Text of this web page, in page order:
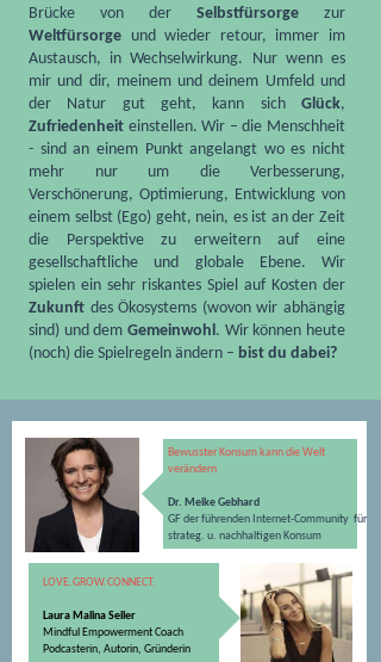
Brücke von der Selbstfürsorge zur
Weltfürsorge und wieder retour, immer im
Austausch, in Wechselwirkung. Nur wenn es
mir und dir, meinem und deinem Umfeld und
der Natur gut geht, kann sich Glück,
Zufriedenheit einstellen. Wir – die Menschheit
- sind an einem Punkt angelangt wo es nicht
mehr nur um die Verbesserung,
Verschönerung, Optimierung, Entwicklung von
einem selbst (Ego) geht, nein, es ist an der Zeit
die Perspektive zu erweitern auf eine
gesellschaftliche und globale Ebene. Wir
spielen ein sehr riskantes Spiel auf Kosten der
Zukunft des Ökosystems (wovon wir abhängig
sind) und dem Gemeinwohl . Wir können heute
(noch) die Spielregeln ändern – bist du dabei?
Bewusster Konsum kann die Welt
verändern
Dr. Meike Gebhard
GF derführenden Internet-Community für
strateg. u. nachhaltigen Konsum
LOVE.GROW.CONNECT.
Laura Malina Seiler
Mindful Empowerment Coach
Podcasterin, Autorin, Gründerin